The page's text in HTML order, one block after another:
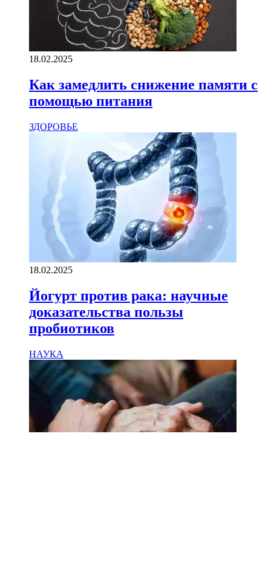
18.02.2025
Как замедлить снижение памяти с
помощью питания
ЗДОРОВЬЕ
18.02.2025
Йогурт против рака: научные
доказательства пользы
пробиотиков
НАУКА